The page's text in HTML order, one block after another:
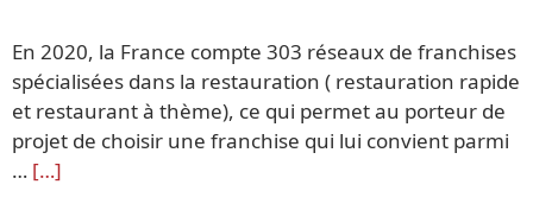
En 2020, la France compte 303 réseaux de franchises
spécialisées dans la restauration ( restauration rapide
et restaurant à thème), ce qui permet au porteur de
projet de choisir une franchise qui lui convient parmi
… […]